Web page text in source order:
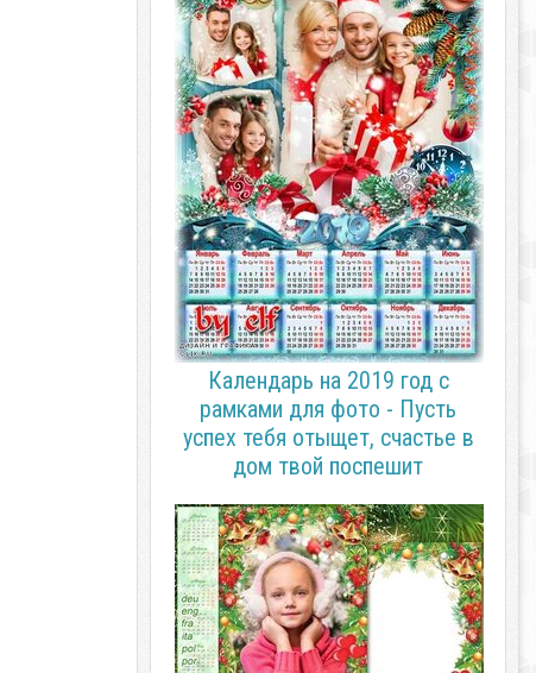
Календарь на 2019 год с
рамками для фото - Пусть
успех тебя отыщет, счастье в
дом твой поспешит